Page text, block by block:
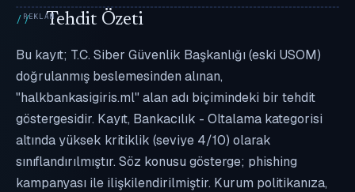
Tehdit Özeti
Bu kayıt; T.C. Siber Güvenlik Başkanlığı (eski USOM)
doğrulanmış beslemesinden alınan,
"halkbankasigiris.ml" alan adı biçimindeki bir tehdit
göstergesidir. Kayıt, Bankacılık - Oltalama kategorisi
altında yüksek kritiklik (seviye 4/10) olarak
sınıflandırılmıştır. Söz konusu gösterge; phishing
kampanyası ile ilişkilendirilmiştir. Kurum politikanıza,